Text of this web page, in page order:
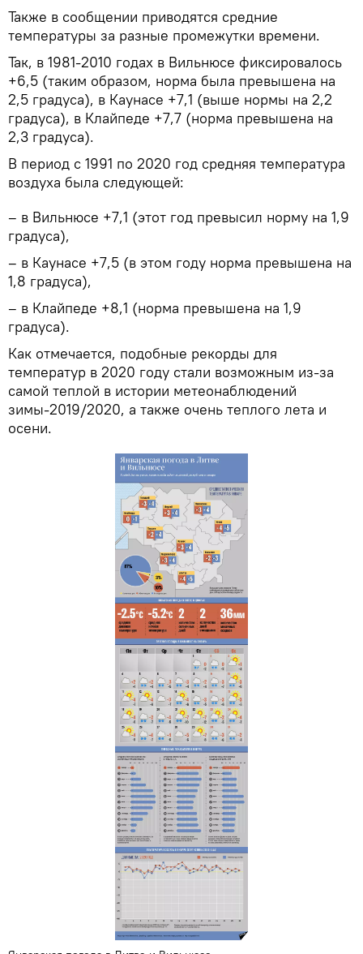
Также в сообщении приводятся средние
температуры за разные промежутки времени.
Так, в 1981-2010 годах в Вильнюсе фиксировалось
+6,5 (таким образом, норма была превышена на
2,5 градуса), в Каунасе +7,1 (выше нормы на 2,2
градуса), в Клайпеде +7,7 (норма превышена на
2,3 градуса).
В период с 1991 по 2020 год средняя температура
воздуха была следующей:
– в Вильнюсе +7,1 (этот год превысил норму на 1,9
градуса),
– в Каунасе +7,5 (в этом году норма превышена на
1,8 градуса),
– в Клайпеде +8,1 (норма превышена на 1,9
градуса).
Как отмечается, подобные рекорды для
температур в 2020 году стали возможным из-за
самой теплой в истории метеонаблюдений
зимы-2019/2020, а также очень теплого лета и
осени.